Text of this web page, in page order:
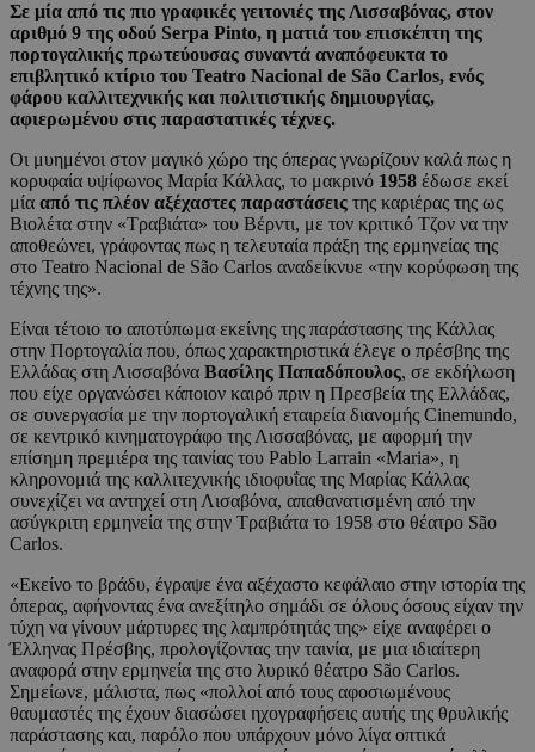
Σε μία από τις πιο γραφικές γειτονιές της Λισσαβόνας, στον
αριθμό 9 της οδού Serpa Pinto, η ματιά του επισκέπτη της
πορτογαλικής πρωτεύουσας συναντά αναπόφευκτα το
επιβλητικό κτίριο του Teatro Nacional de São Carlos, ενός
φάρου καλλιτεχνικής και πολιτιστικής δημιουργίας,
αφιερωμένου στις παραστατικές τέχνες.
Οι μυημένοι στον μαγικό χώρο της όπερας γνωρίζουν καλά πως η
κορυφαία υψίφωνος Μαρία Κάλλας, το μακρινό 1958 έδωσε εκεί
μία από τις πλέον αξέχαστες παραστάσεις της καριέρας της ως
Βιολέτα στην «Τραβιάτα» του Βέρντι, με τον κριτικό Τζον να την
αποθεώνει, γράφοντας πως η τελευταία πράξη της ερμηνείας της
στο Teatro Nacional de São Carlos αναδείκνυε «την κορύφωση της
τέχνης της».
Είναι τέτοιο το αποτύπωμα εκείνης της παράστασης της Κάλλας
στην Πορτογαλία που, όπως χαρακτηριστικά έλεγε ο πρέσβης της
Ελλάδας στη Λισσαβόνα Βασίλης Παπαδόπουλος, σε εκδήλωση
που είχε οργανώσει κάποιον καιρό πριν η Πρεσβεία της Ελλάδας,
σε συνεργασία με την πορτογαλική εταιρεία διανομής Cinemundo,
σε κεντρικό κινηματογράφο της Λισσαβόνας, με αφορμή την
επίσημη πρεμιέρα της ταινίας του Pablo Larrain «Maria», η
κληρονομιά της καλλιτεχνικής ιδιοφυΐας της Μαρίας Κάλλας
συνεχίζει να αντηχεί στη Λισαβόνα, απαθανατισμένη από την
ασύγκριτη ερμηνεία της στην Τραβιάτα το 1958 στο θέατρο São
Carlos.
«Εκείνο το βράδυ, έγραψε ένα αξέχαστο κεφάλαιο στην ιστορία της
όπερας, αφήνοντας ένα ανεξίτηλο σημάδι σε όλους όσους είχαν την
τύχη να γίνουν μάρτυρες της λαμπρότητάς της» είχε αναφέρει ο
Έλληνας Πρέσβης, προλογίζοντας την ταινία, με μια ιδιαίτερη
αναφορά στην ερμηνεία της στο λυρικό θέατρο São Carlos.
Σημείωνε, μάλιστα, πως «πολλοί από τους αφοσιωμένους
θαυμαστές της έχουν διασώσει ηχογραφήσεις αυτής της θρυλικής
παράστασης και, παρόλο που υπάρχουν μόνο λίγα οπτικά